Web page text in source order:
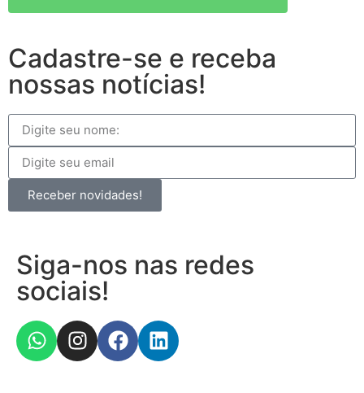
Cadastre-se e receba
nossas notícias!
Receber novidades!
Siga-nos nas redes
sociais!